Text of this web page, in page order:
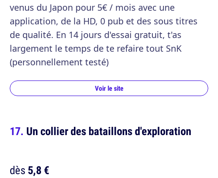
venus du Japon pour 5€ / mois avec une
application, de la HD, 0 pub et des sous titres
de qualité. En 14 jours d'essai gratuit, t'as
largement le temps de te refaire tout SnK
(personnellement testé)
Voir le site
Un collier des bataillons d'exploration
dès5,8 €